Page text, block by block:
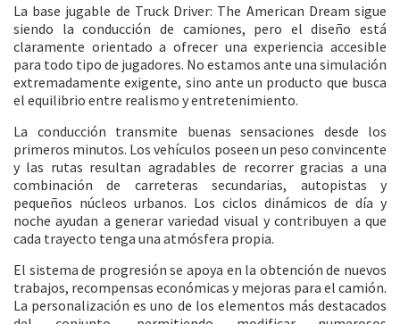
La base jugable de Truck Driver: The American Dream sigue
siendo la conducción de camiones, pero el diseño está
claramente orientado a ofrecer una experiencia accesible
para todo tipo de jugadores. No estamos ante una simulación
extremadamente exigente, sino ante un producto que busca
el equilibrio entre realismo y entretenimiento.
La conducción transmite buenas sensaciones desde los
primeros minutos. Los vehículos poseen un peso convincente
y las rutas resultan agradables de recorrer gracias a una
combinación de carreteras secundarias, autopistas y
pequeños núcleos urbanos. Los ciclos dinámicos de día y
noche ayudan a generar variedad visual y contribuyen a que
cada trayecto tenga una atmósfera propia.
El sistema de progresión se apoya en la obtención de nuevos
trabajos, recompensas económicas y mejoras para el camión.
La personalización es uno de los elementos más destacados